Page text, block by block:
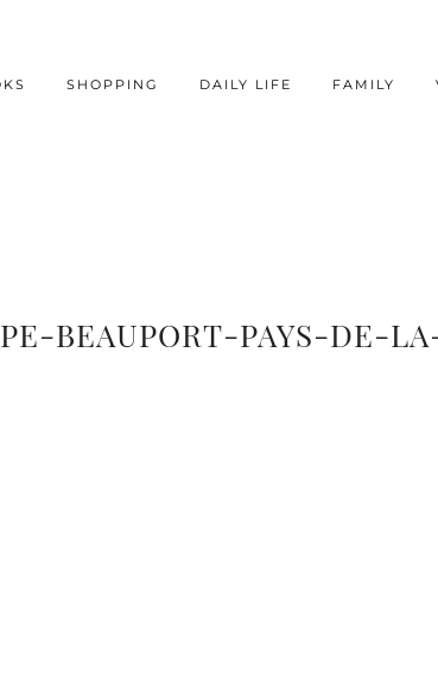
SHOPPING DAILY LIFE FAMILY
BEAUPORT-PAYS-DE-